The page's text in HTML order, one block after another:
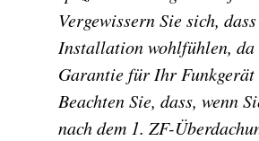
Vergewissern Sie sich,
Installation wohlfühlen, da
Garantie für Ihr Funkgerät
Beachten Sie, dass, wenn
nach dem 1. ZF-